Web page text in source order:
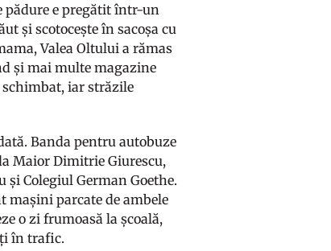
pădure e pregătit într-un
și scotocește în sacoșa cu
Valea Oltului a rămas
și mai multe magazine
iar străzile
Banda pentru autobuze
Maior Dimitrie Giurescu,
și Colegiul German Goethe.
mașini parcate de ambele
o zi frumoasă la școală,
în trafic.